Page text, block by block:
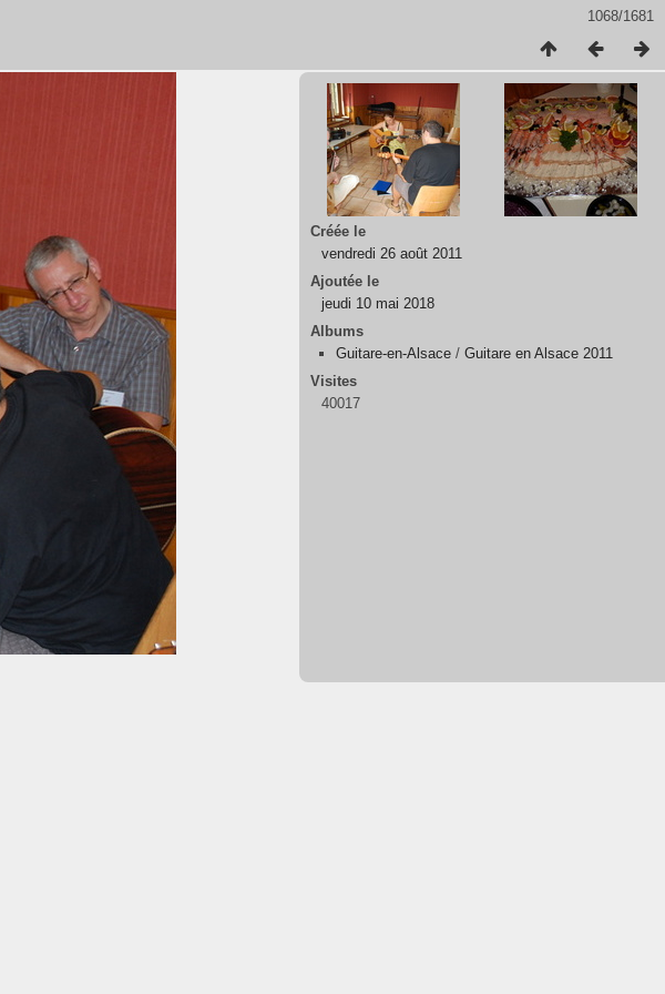
1068/1681
Créée le
vendredi 26 août 2011
Ajoutée le
jeudi 10 mai 2018
Albums
Guitare-en-Alsace / Guitare en Alsace 2011
Visites
40017